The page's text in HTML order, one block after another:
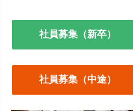
社員募集（新卒）
社員募集（中途）